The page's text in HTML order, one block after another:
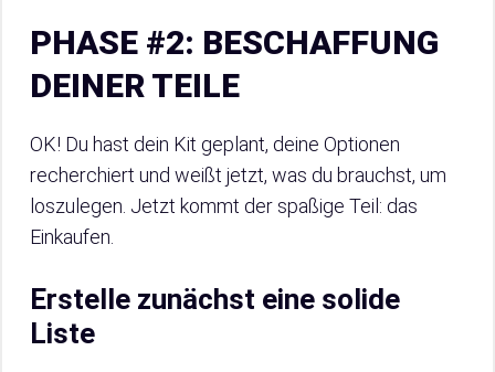
PHASE #2: BESCHAFFUNG
DEINER TEILE
OK! Du hast dein Kit geplant, deine Optionen
recherchiert und weißt jetzt, was du brauchst, um
loszulegen. Jetzt kommt der spaßige Teil: das
Einkaufen.
Erstelle zunächst eine solide
Liste